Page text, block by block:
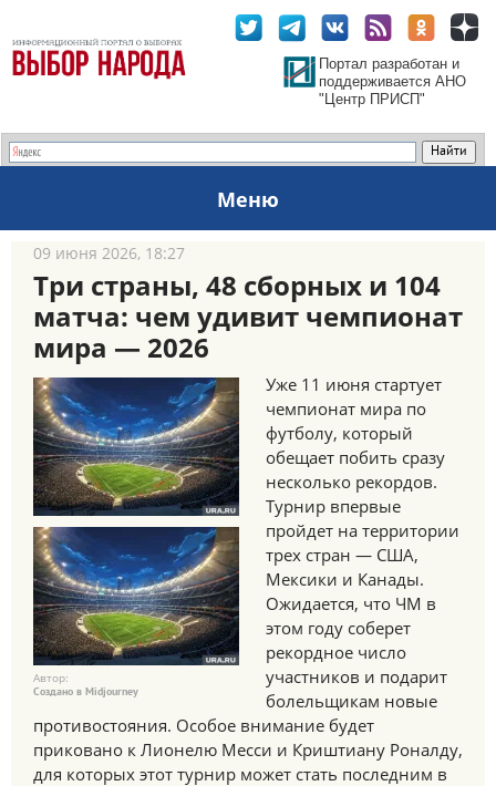
Портал разработан и
поддерживается АНО
"Центр ПРИСП"
Меню
09 июня 2026, 18:27
Три страны, 48 сборных и 104
матча: чем удивит чемпионат
мира — 2026
Автор:
Создано в Midjourney
Уже 11 июня стартует
чемпионат мира по
футболу, который
обещает побить сразу
несколько рекордов.
Турнир впервые
пройдет на территории
трех стран — США,
Мексики и Канады.
Ожидается, что ЧМ в
этом году соберет
рекордное число
участников и подарит
болельщикам новые
противостояния. Особое внимание будет
приковано к Лионелю Месси и Криштиану Роналду,
для которых этот турнир может стать последним в